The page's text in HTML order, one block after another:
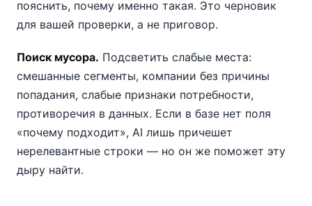
пояснить, почему именно такая. Это черновик
для вашей проверки, а не приговор.
Поиск мусора. Подсветить слабые места:
смешанные сегменты, компании без причины
попадания, слабые признаки потребности,
противоречия в данных. Если в базе нет поля
«почему подходит», AI лишь причешет
нерелевантные строки — но он же поможет эту
дыру найти.